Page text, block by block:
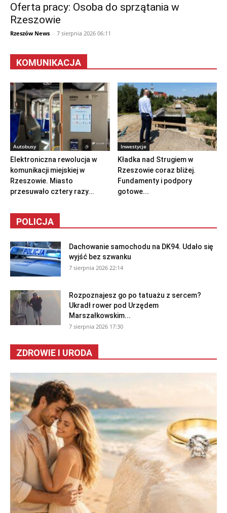
Oferta pracy: Osoba do sprzątania w
Rzeszowie
Rzeszów News - 7 sierpnia 2026 06:11
KOMUNIKACJA
Autobusy
Elektroniczna rewolucja w
komunikacji miejskiej w
Rzeszowie. Miasto
przesuwało cztery razy...
Inwestycje
Kładka nad Strugiem w
Rzeszowie coraz bliżej.
Fundamenty i podpory
gotowe...
POLICJA
Dachowanie samochodu na DK94. Udało się
wyjść bez szwanku
7 sierpnia 2026 22:14
Rozpoznajesz go po tatuażu z sercem?
Ukradł rower pod Urzędem
Marszałkowskim...
7 sierpnia 2026 17:30
ZDROWIE I URODA